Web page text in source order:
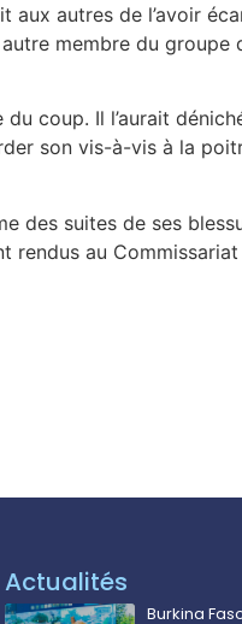
aux autres de l’avoir
membre du groupe
coup. Il l’aurait
son vis-à-vis à la
des suites de ses
rendus au
Actualités
Burkina